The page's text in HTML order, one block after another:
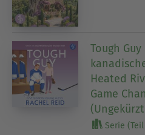
Tough
Heated
Game
Serie (Teil